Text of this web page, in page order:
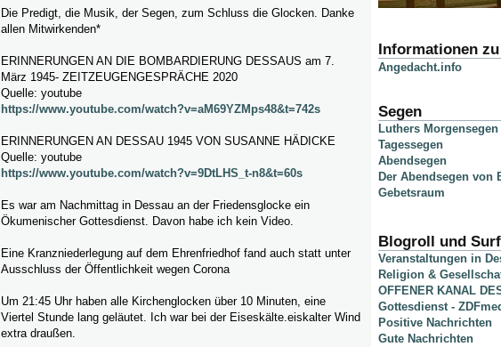
Die Predigt, die Musik, der Segen, zum Schluss die Glocken. Danke
allen Mitwirkenden*
ERINNERUNGEN AN DIE BOMBARDIERUNG DESSAUS am 7.
März 1945- ZEITZEUGENGESPRÄCHE 2020
Quelle: youtube
https://www.youtube.com/watch?v=aM69YZMps48&t=742s
ERINNERUNGEN AN DESSAU 1945 VON SUSANNE HÄDICKE
Quelle: youtube
https://www.youtube.com/watch?v=9DtLHS_t-n8&t=60s
Es war am Nachmittag in Dessau an der Friedensglocke ein
Ökumenischer Gottesdienst. Davon habe ich kein Video.
Eine Kranzniederlegung auf dem Ehrenfriedhof fand auch statt unter
Ausschluss der Öffentlichkeit wegen Corona
Um 21:45 Uhr haben alle Kirchenglocken über 10 Minuten, eine
Viertel Stunde lang geläutet. Ich war bei der Eiseskälte.eiskalter Wind
extra draußen.
Informationen
Angedacht.info
Segen
Luthers Morgensegen
Tagessegen
Abendsegen
Der Abendsegen von
Gebetsraum
Blogroll und
Veranstaltungen in
Religion &
OFFENER KANAL
Gottesdienst -
Positive Nachrichten
Gute Nachrichten